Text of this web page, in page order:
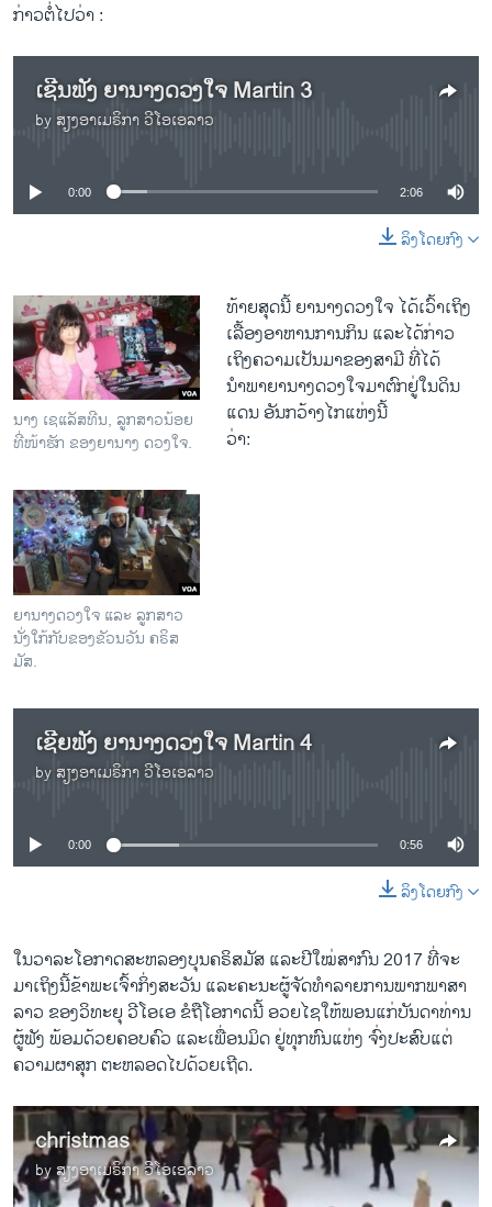
ກ່າວ​ຕໍ່​ໄປ​ວ່າ :
ເຊີນຟັງ ຍານາງດວງໃຈ Martin 3
by ສຽງອາເມຣິກາ ວີໂອເອລາວ
No media source currently available
0:00 2:06
ລິງໂດຍກົງ
ນາງ ເຊແລັສທີນ, ລູກສາວນ້ອຍ
ທີ່ໜ້າຮັກ ຂອງຍານາງ ດວງໃຈ.
ທ້າຍ​ສຸດ​ນີ້ ຍານາງ​ດວງ​ໃຈ ​ໄດ້​ເວົ້າ​ເຖິງ​
ເລື້ອງ​ອາຫານ​ການ​ກິນ ​ແລະ​ໄດ້​ກ່າວ​
ເຖິງ​ຄວາມ​ເປັນມາ​ຂອງ​ສາມີ ທີ່​ໄດ້​
ນຳພາຍານາງ​ດວງ​ໃຈ​ມາ​ຕົກ​ຢູ່​ໃນດິນ​
ແດນ ​ອັນກວ້າງ​ໄກ​ແຫ່ງ​ນີ້​
ວ່າ:
ຍານາງດວງໃຈ ແລະ ລູກສາວ
ນັ່ງໃກ້ກັບຂອງຂັວນວັນ ຄຣິສ
ມັສ.
ເຊີຍຟັງ ຍານາງດວງໃຈ Martin 4
by ສຽງອາເມຣິກາ ວີໂອເອລາວ
No media source currently available
0:00 0:56
ລິງໂດຍກົງ
ໃນ​ວາ​ລະ​ໂອ​ກາດ​ສະຫລອງ​ບຸນຄຣິສມັສ ​ແລະ​ປີ​ໃໝ່​ສາກົນ 2017 ​ທີ່ຈະ​
ມາ​ເຖິງ​ນີ້ຂ້າ​ພະ​ເຈົ້າກິ່ງສະວັນ ແລະ​ຄະ​ນະ​ຜູ້​ຈັດ​ທຳລາຍ​ການ​ພາກ​ພາ​ສາ​
ລາວ ​ຂອງວິ​ທະ​ຍຸ ວີໂອ​ເອ ຂໍ​ຖື​ໂອ​ກາດ​ນີ້ ອວຍ​ໄຊ​ໃຫ້​ພອນ​ແກ່ບັນ​ດາ​ທ່ານ​
ຜູ້​ຟັງ ພ້ອມ​ດ້ວຍ​ຄອ​ບຄົວ ແລະ​ເພື່ອນ​ມິດ ​ຢູ່​ທຸກ​ຫົນ​ແຫ່ງ ຈົ່ງ​ປະສົບ​ແຕ່
ຄວາມ​ຜາ​ສຸກ ຕະ​ຫລອດ​ໄປ​ດ້ວຍ​ເຖີດ.
christmas
by ສຽງອາເມຣິກາ ວີໂອເອລາວ